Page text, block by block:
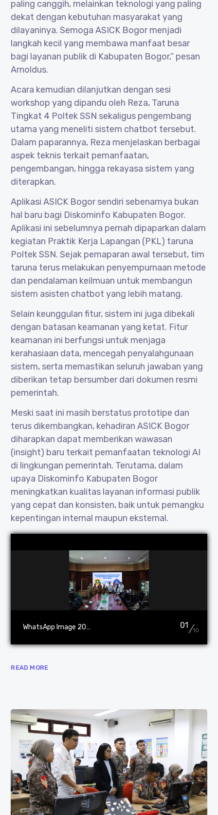
paling canggih, melainkan teknologi yang paling
dekat dengan kebutuhan masyarakat yang
dilayaninya. Semoga ASICK Bogor menjadi
langkah kecil yang membawa manfaat besar
bagi layanan publik di Kabupaten Bogor,” pesan
Arnoldus.
Acara kemudian dilanjutkan dengan sesi
workshop yang dipandu oleh Reza, Taruna
Tingkat 4 Poltek SSN sekaligus pengembang
utama yang meneliti sistem chatbot tersebut.
Dalam paparannya, Reza menjelaskan berbagai
aspek teknis terkait pemanfaatan,
pengembangan, hingga rekayasa sistem yang
diterapkan.
Aplikasi ASICK Bogor sendiri sebenarnya bukan
hal baru bagi Diskominfo Kabupaten Bogor.
Aplikasi ini sebelumnya pernah dipaparkan dalam
kegiatan Praktik Kerja Lapangan (PKL) taruna
Poltek SSN. Sejak pemaparan awal tersebut, tim
taruna terus melakukan penyempurnaan metode
dan pendalaman keilmuan untuk membangun
sistem asisten chatbot yang lebih matang.
Selain keunggulan fitur, sistem ini juga dibekali
dengan batasan keamanan yang ketat. Fitur
keamanan ini berfungsi untuk menjaga
kerahasiaan data, mencegah penyalahgunaan
sistem, serta memastikan seluruh jawaban yang
diberikan tetap bersumber dari dokumen resmi
pemerintah.
Meski saat ini masih berstatus prototipe dan
terus dikembangkan, kehadiran ASICK Bogor
diharapkan dapat memberikan wawasan
(insight) baru terkait pemanfaatan teknologi AI
di lingkungan pemerintah. Terutama, dalam
upaya Diskominfo Kabupaten Bogor
meningkatkan kualitas layanan informasi publik
yang cepat dan konsisten, baik untuk pemangku
kepentingan internal maupun eksternal.
WhatsApp Image 2026-07-13 at 12.54.09 01
10
READ MORE